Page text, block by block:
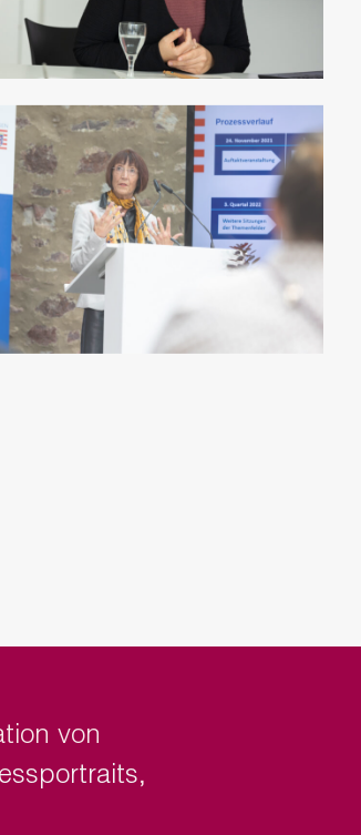
von
,